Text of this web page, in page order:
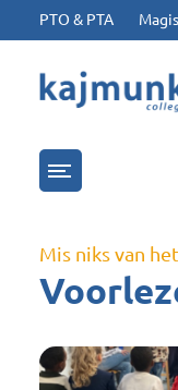
PTO & PTA
Menu
Mis niks van